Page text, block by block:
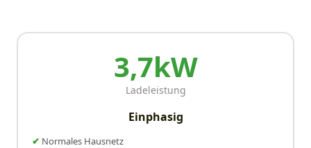
3,7kW
Ladeleistung
Einphasig
Normales Hausnetz